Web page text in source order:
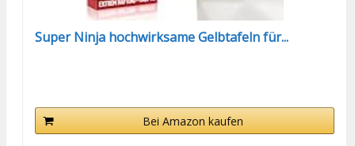
Super Ninja hochwirksame Gelbtafeln für...
Bei Amazon kaufen